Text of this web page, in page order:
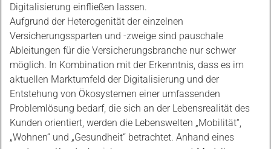
Digitalisierung einfließen lassen.
Aufgrund der Heterogenität der einzelnen
Versicherungssparten und -zweige sind pauschale
Ableitungen für die Versicherungsbranche nur schwer
möglich. In Kombination mit der Erkenntnis, dass es im
aktuellen Marktumfeld der Digitalisierung und der
Entstehung von Ökosystemen einer umfassenden
Problemlösung bedarf, die sich an der Lebensrealität des
Kunden orientiert, werden die Lebenswelten „Mobilität“,
„Wohnen“ und „Gesundheit“ betrachtet. Anhand eines